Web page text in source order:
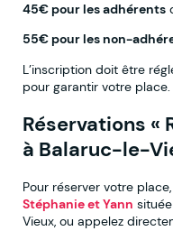
45€ pour les adhérents
55€ pour les non-
L’inscription doit être
pour garantir votre place.
Réservations «
à Balaruc-le-
Pour réserver votre
Stéphanie et Yann
Vieux, ou appelez